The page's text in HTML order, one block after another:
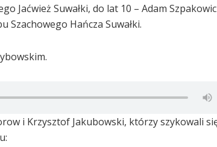
Jaćwież Suwałki, do lat 10 – Adam
Szachowego Hańcza Suwałki.
i Krzysztof Jakubowski, którzy szykowali